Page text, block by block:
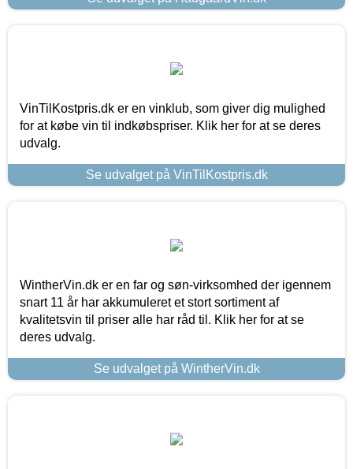
VinTilKostpris.dk er en vinklub, som giver dig mulighed
for at købe vin til indkøbspriser. Klik her for at se deres
udvalg.
Se udvalget på VinTilKostpris.dk
WintherVin.dk er en far og søn-virksomhed der igennem
snart 11 år har akkumuleret et stort sortiment af
kvalitetsvin til priser alle har råd til. Klik her for at se
deres udvalg.
Se udvalget på WintherVin.dk